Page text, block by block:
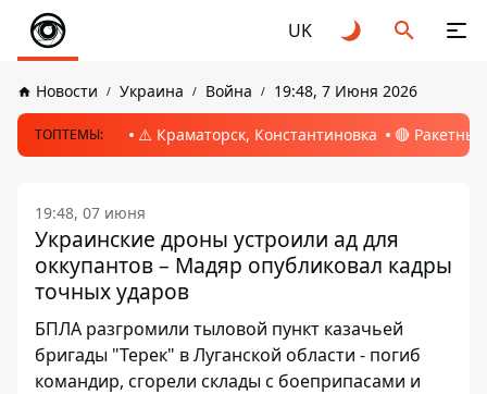
UK
Новости Украина Война 19:48, 7 Июня 2026
ТОПТЕМЫ: ⚠️ Краматорск, Константиновка 🔴
19:48, 07 июня
Украинские дроны устроили ад для
оккупантов – Мадяр опубликовал кадры
точных ударов
БПЛА разгромили тыловой пункт казачьей
бригады "Терек" в Луганской области - погиб
командир, сгорели склады с боеприпасами и